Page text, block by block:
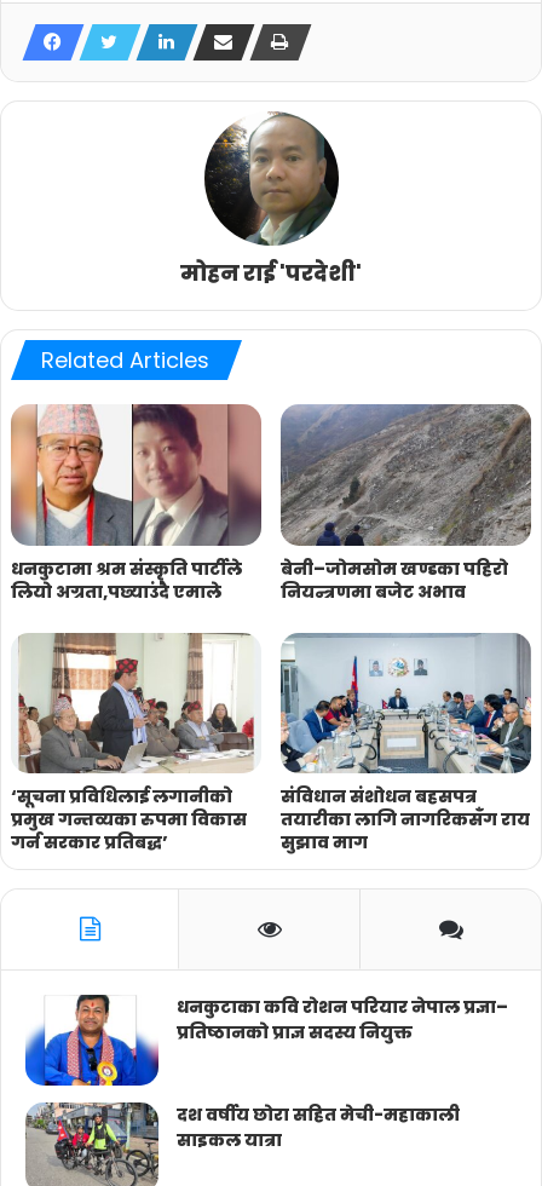
मोहन राई 'परदेशी'
Related Articles
धनकुटामा श्रम संस्कृति पार्टीले
लियो अग्रता,पछ्याउंदै एमाले
बेनी–जोमसोम खण्डका पहिरो
नियन्त्रणमा बजेट अभाव
‘सूचना प्रविधिलाई लगानीको
प्रमुख गन्तव्यका रुपमा विकास
गर्न सरकार प्रतिबद्ध’
संविधान संशोधन बहसपत्र
तयारीका लागि नागरिकसँग राय
सुझाव माग
धनकुटाका कवि रोशन परियार नेपाल प्रज्ञा–
प्रतिष्ठानको प्राज्ञ सदस्य नियुक्त
दश वर्षीय छोरा सहित मेची-महाकाली
साइकल यात्रा